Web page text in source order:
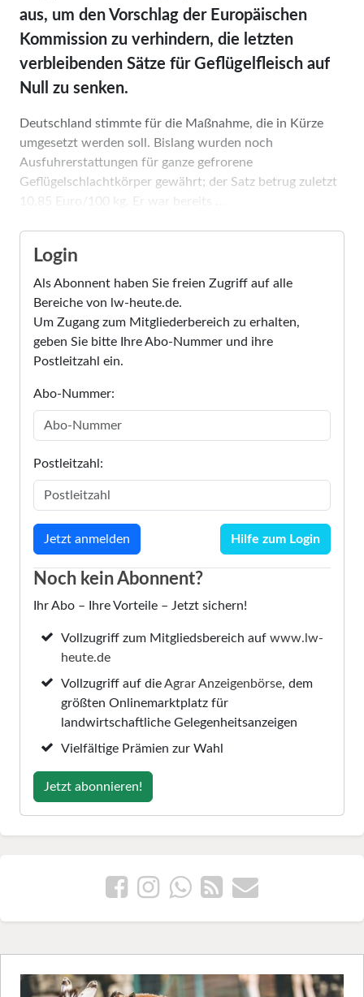
aus, um den Vorschlag der Europäischen
Kommission zu verhindern, die letzten
verbleibenden Sätze für Geflügelfleisch auf
Null zu senken.
Deutschland stimmte für die Maßnahme, die in Kürze
umgesetzt werden soll. Bislang wurden noch
Ausfuhrerstattungen für ganze gefrorene
Geflügelschlachtkörper gewährt; der Satz betrug zuletzt
10,85 Euro/100 kg. Er war bereits ...
Login
Als Abonnent haben Sie freien Zugriff auf alle
Bereiche von lw-heute.de.
Um Zugang zum Mitgliederbereich zu erhalten,
geben Sie bitte Ihre Abo-Nummer und ihre
Postleitzahl ein.
Abo-Nummer:
Postleitzahl:
Hilfe zum Login
Noch kein Abonnent?
Ihr Abo – Ihre Vorteile – Jetzt sichern!
Vollzugriff zum Mitgliedsbereich aufwww.lw-
heute.de
Vollzugriff auf dieAgrar Anzeigenbörse, dem
größten Onlinemarktplatz für
landwirtschaftliche Gelegenheitsanzeigen
Vielfältige Prämien zur Wahl
Jetzt abonnieren!